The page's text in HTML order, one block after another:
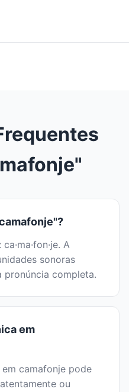
: ca·ma·fon·je. A
sonoras
pronúncia completa.
em
camafonje pode
ou